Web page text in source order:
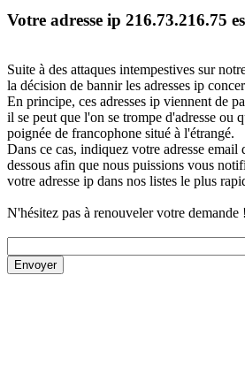
Votre adresse ip 216.73.216.75
Suite à des attaques intempestives sur
la décision de bannir les adresses ip
En principe, ces adresses ip viennent de
il se peut que l'on se trompe d'adresse ou
poignée de francophone situé à l'étrangé.
Dans ce cas, indiquez votre adresse
dessous afin que nous puissions vous
votre adresse ip dans nos listes le plus
N'hésitez pas à renouveler votre demande !